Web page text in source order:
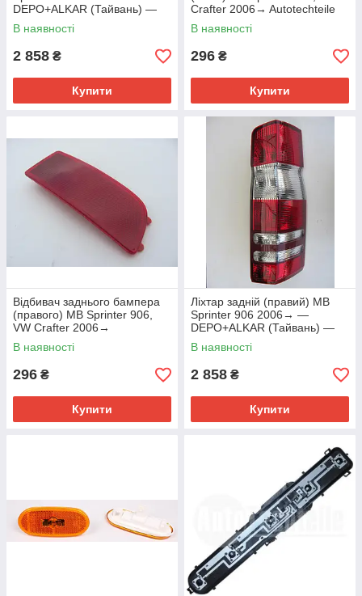
DEPO+ALKAR (Тайвань) —
440-1939L
В наявності
2 858 ₴
Купити
Crafter 2006→ Autotechteile
(Німеччина) — 100 8225
В наявності
296 ₴
Купити
Відбивач заднього бампера
(правого) MB Sprinter 906,
VW Crafter 2006→
Autotechteile (Німеччина) —
100 8226
В наявності
296 ₴
Купити
Ліхтар задній (правий) MB
Sprinter 906 2006→ —
DEPO+ALKAR (Тайвань) —
440-1939R-UE
В наявності
2 858 ₴
Купити